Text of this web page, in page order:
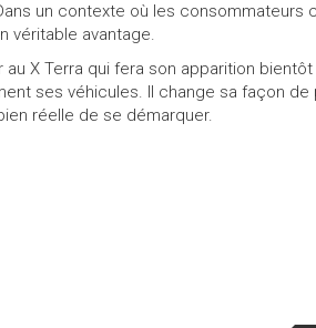
un contexte où les
véritable avantage.
X Terra qui fera son apparition
ses véhicules. Il change sa façon
réelle de se démarquer.